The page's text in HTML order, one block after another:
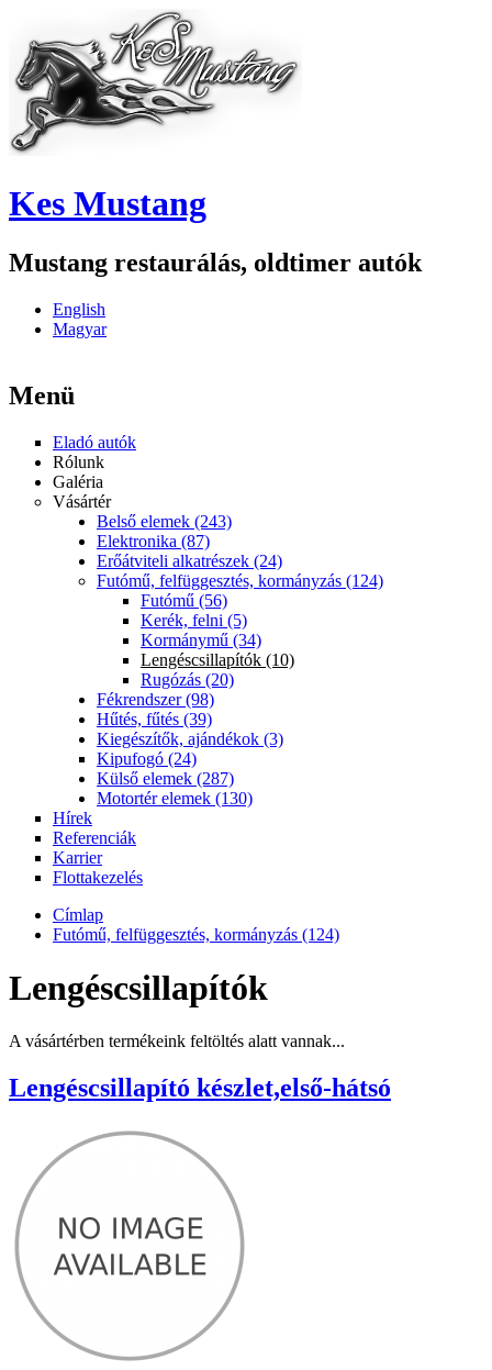
Kes Mustang
Mustang restaurálás, oldtimer autók
English
Magyar
Menü
Eladó autók
Rólunk
Galéria
Vásártér
Belső elemek (243)
Elektronika (87)
Erőátviteli alkatrészek (24)
Futómű, felfüggesztés, kormányzás (124)
Futómű (56)
Kerék, felni (5)
Kormánymű (34)
Lengéscsillapítók (10)
Rugózás (20)
Fékrendszer (98)
Hűtés, fűtés (39)
Kiegészítők, ajándékok (3)
Kipufogó (24)
Külső elemek (287)
Motortér elemek (130)
Hírek
Referenciák
Karrier
Flottakezelés
Jelenlegi hely
Címlap
Futómű, felfüggesztés, kormányzás (124)
Lengéscsillapítók
A vásártérben termékeink feltöltés alatt vannak...
Lengéscsillapító készlet,első-hátsó